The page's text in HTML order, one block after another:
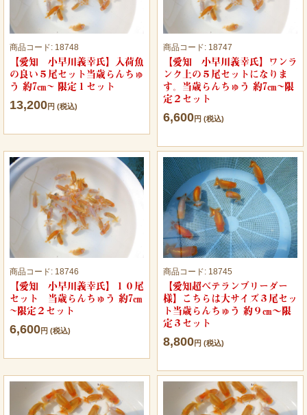
商品コード: 18748
【愛知 小早川義幸氏】入荷魚
の良い５尾セット当歳らんちゅ
う 約7㎝~ 限定１セット
13,200円 (税込)
商品コード: 18747
【愛知 小早川義幸氏】ワンラ
ンク上の５尾セットになりま
す。当歳らんちゅう 約7㎝~限
定２セット
6,600円 (税込)
商品コード: 18746
【愛知 小早川義幸氏】１０尾
セット 当歳らんちゅう 約7㎝
~限定２セット
6,600円 (税込)
商品コード: 18745
【愛知超ベテランブリーダー
様】こちらは大サイズ３尾セッ
ト当歳らんちゅう 約９㎝～限
定３セット
8,800円 (税込)